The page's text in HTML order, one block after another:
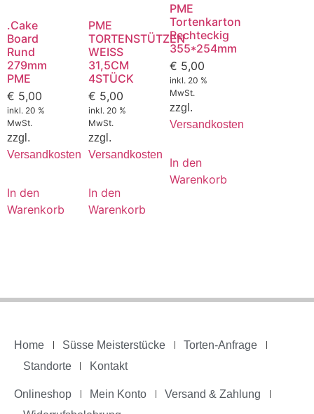
.Cake
Board
Rund
279mm
PME
€ 5,00
inkl. 20 %
MwSt.
zzgl.
Versandkosten
In den
Warenkorb
PME
TORTENSTÜTZEN
WEISS
31,5CM
4STÜCK
€ 5,00
inkl. 20 %
MwSt.
zzgl.
Versandkosten
In den
Warenkorb
PME
Tortenkarton
Rechteckig
355*254mm
€ 5,00
inkl. 20 %
MwSt.
zzgl.
Versandkosten
In den
Warenkorb
Home Süsse Meisterstücke
Torten-Anfrage
Standorte
Kontakt
Onlineshop Mein Konto
Versand & Zahlung